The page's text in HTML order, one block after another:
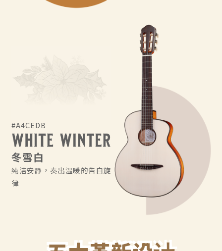
#A4CEDB
冬雪白
纯洁安静，奏出温暖的告白旋
律